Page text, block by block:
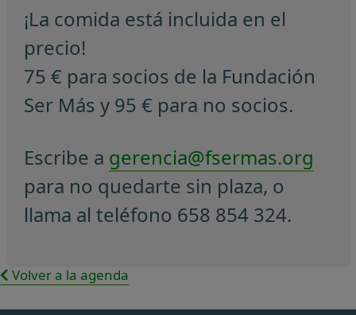
¡La comida está incluida en el
precio!
75 € para socios de la Fundación
Ser Más y 95 € para no socios.
Escribe a gerencia@fsermas.org
para no quedarte sin plaza, o
llama al teléfono 658 854 324.
Volver a la agenda